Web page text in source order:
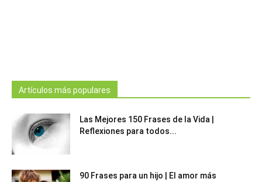
Artículos más populares
Las Mejores 150 Frases de la Vida |
Reflexiones para todos...
90 Frases para un hijo | El amor más